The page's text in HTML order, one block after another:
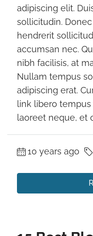
adipiscing elit.
sollicitudin.
hendrerit
accumsan nec.
nibh facilisis, at
Nullam tempus
adipiscing erat.
link libero
laoreet neque, et
10 years ago